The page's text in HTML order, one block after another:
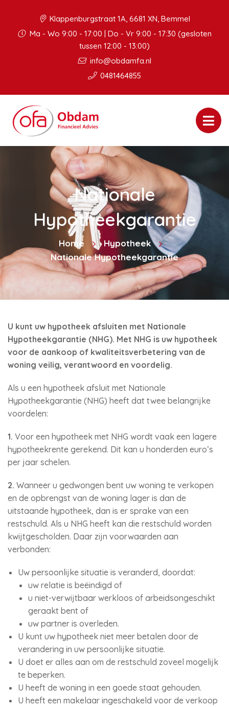
Klappenburgstraat 1A, 6681 XN, Bemmel
Ma - Wo 9:00 - 17:00 | Do - Vr 9:00 - 17:30 (gesloten
tussen 12:00 - 13:00)
info@obdamfa.nl
0481464855
Nationale
Hypotheekgarantie
Home
Hypotheek
Nationale Hypotheekgarantie
U kunt uw hypotheek afsluiten met Nationale
Hypotheekgarantie (NHG). Met NHG is uw hypotheek
voor de aankoop of kwaliteitsverbetering van de
woning veilig, verantwoord en voordelig.
Als u een hypotheek afsluit met Nationale
Hypotheekgarantie (NHG) heeft dat twee belangrijke
voordelen:
1. Voor een hypotheek met NHG wordt vaak een lagere
hypotheekrente gerekend. Dit kan u honderden euro’s
per jaar schelen.
2. Wanneer u gedwongen bent uw woning te verkopen
en de opbrengst van de woning lager is dan de
uitstaande hypotheek, dan is er sprake van een
restschuld. Als u NHG heeft kan die restschuld worden
kwijtgescholden. Daar zijn voorwaarden aan
verbonden:
Uw persoonlijke situatie is veranderd, doordat:
uw relatie is beëindigd of
u niet-verwijtbaar werkloos of arbeidsongeschikt
geraakt bent of
uw partner is overleden.
U kunt uw hypotheek niet meer betalen door de
verandering in uw persoonlijke situatie.
U doet er alles aan om de restschuld zoveel mogelijk
te beperken.
U heeft de woning in een goede staat gehouden.
U heeft een makelaar ingeschakeld voor de verkoop